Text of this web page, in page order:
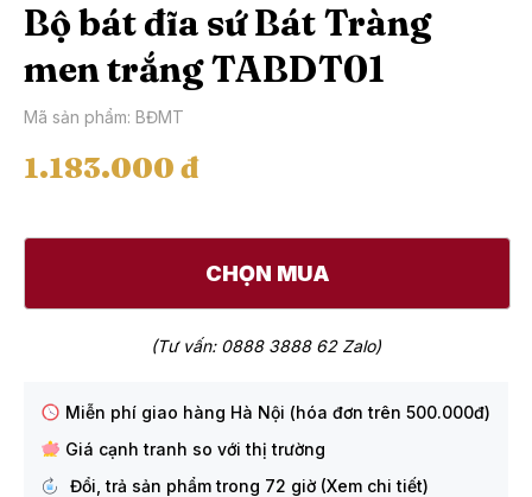
Bộ bát đĩa sứ Bát Tràng
men trắng TABDT01
Mã sản phẩm: BĐMT
1.183.000 đ
CHỌN MUA
(Tư vấn: 0888 3888 62 Zalo)
Miễn phí giao hàng Hà Nội (hóa đơn trên 500.000đ)
Giá cạnh tranh so với thị trường
Đổi, trả sản phẩm trong 72 giờ (Xem chi tiết)